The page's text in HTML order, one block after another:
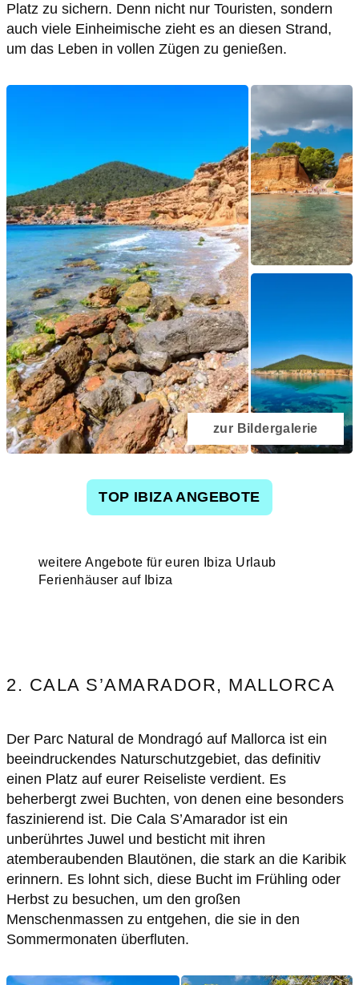
Platz zu sichern. Denn nicht nur Touristen, sondern
auch viele Einheimische zieht es an diesen Strand,
um das Leben in vollen Zügen zu genießen.
zur Bildergalerie
TOP IBIZA ANGEBOTE
weitere Angebote für euren Ibiza Urlaub
Ferienhäuser auf Ibiza
2. CALA S’AMARADOR, MALLORCA
Der Parc Natural de Mondragó auf Mallorca ist ein
beeindruckendes Naturschutzgebiet, das definitiv
einen Platz auf eurer Reiseliste verdient. Es
beherbergt zwei Buchten, von denen eine besonders
faszinierend ist. Die Cala S’Amarador ist ein
unberührtes Juwel und besticht mit ihren
atemberaubenden Blautönen, die stark an die Karibik
erinnern. Es lohnt sich, diese Bucht im Frühling oder
Herbst zu besuchen, um den großen
Menschenmassen zu entgehen, die sie in den
Sommermonaten überfluten.